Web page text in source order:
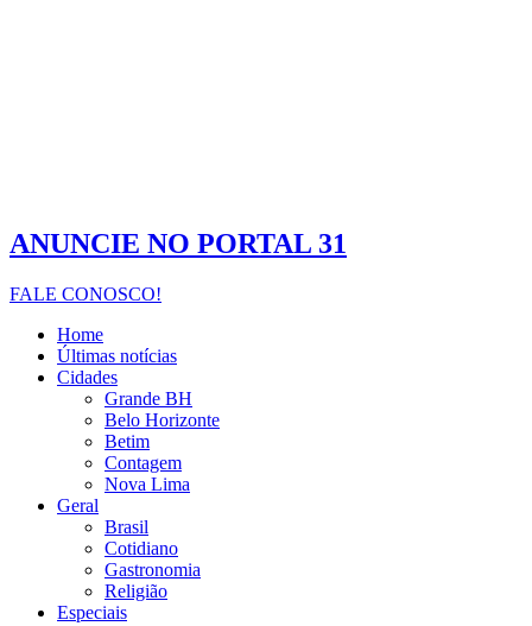
ANUNCIE NO PORTAL 31
FALE CONOSCO!
Home
Últimas notícias
Cidades
Grande BH
Belo Horizonte
Betim
Contagem
Nova Lima
Geral
Brasil
Cotidiano
Gastronomia
Religião
Especiais